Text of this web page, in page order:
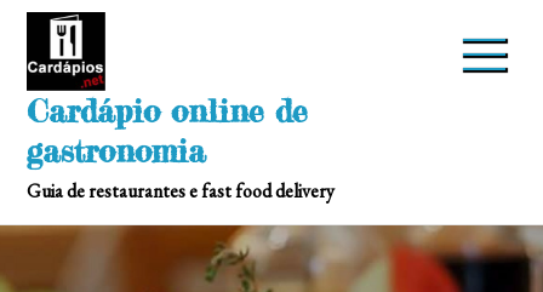
Skip
Cardápio online de
gastronomia
Guia de restaurantes e fast food delivery